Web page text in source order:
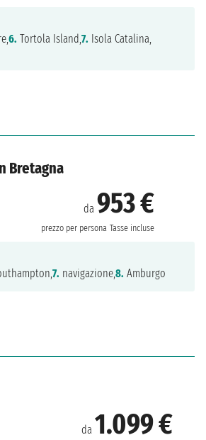
6. Tortola Island,7. Isola Catalina,
Bretagna
da 953 €
prezzo per persona Tasse incluse
7. navigazione,8. Amburgo
da 1.099 €